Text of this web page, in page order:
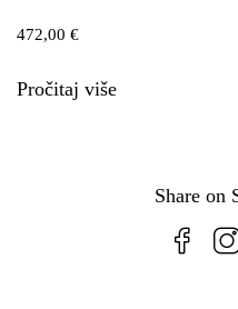
472,00 €
Pročitaj više
Share on